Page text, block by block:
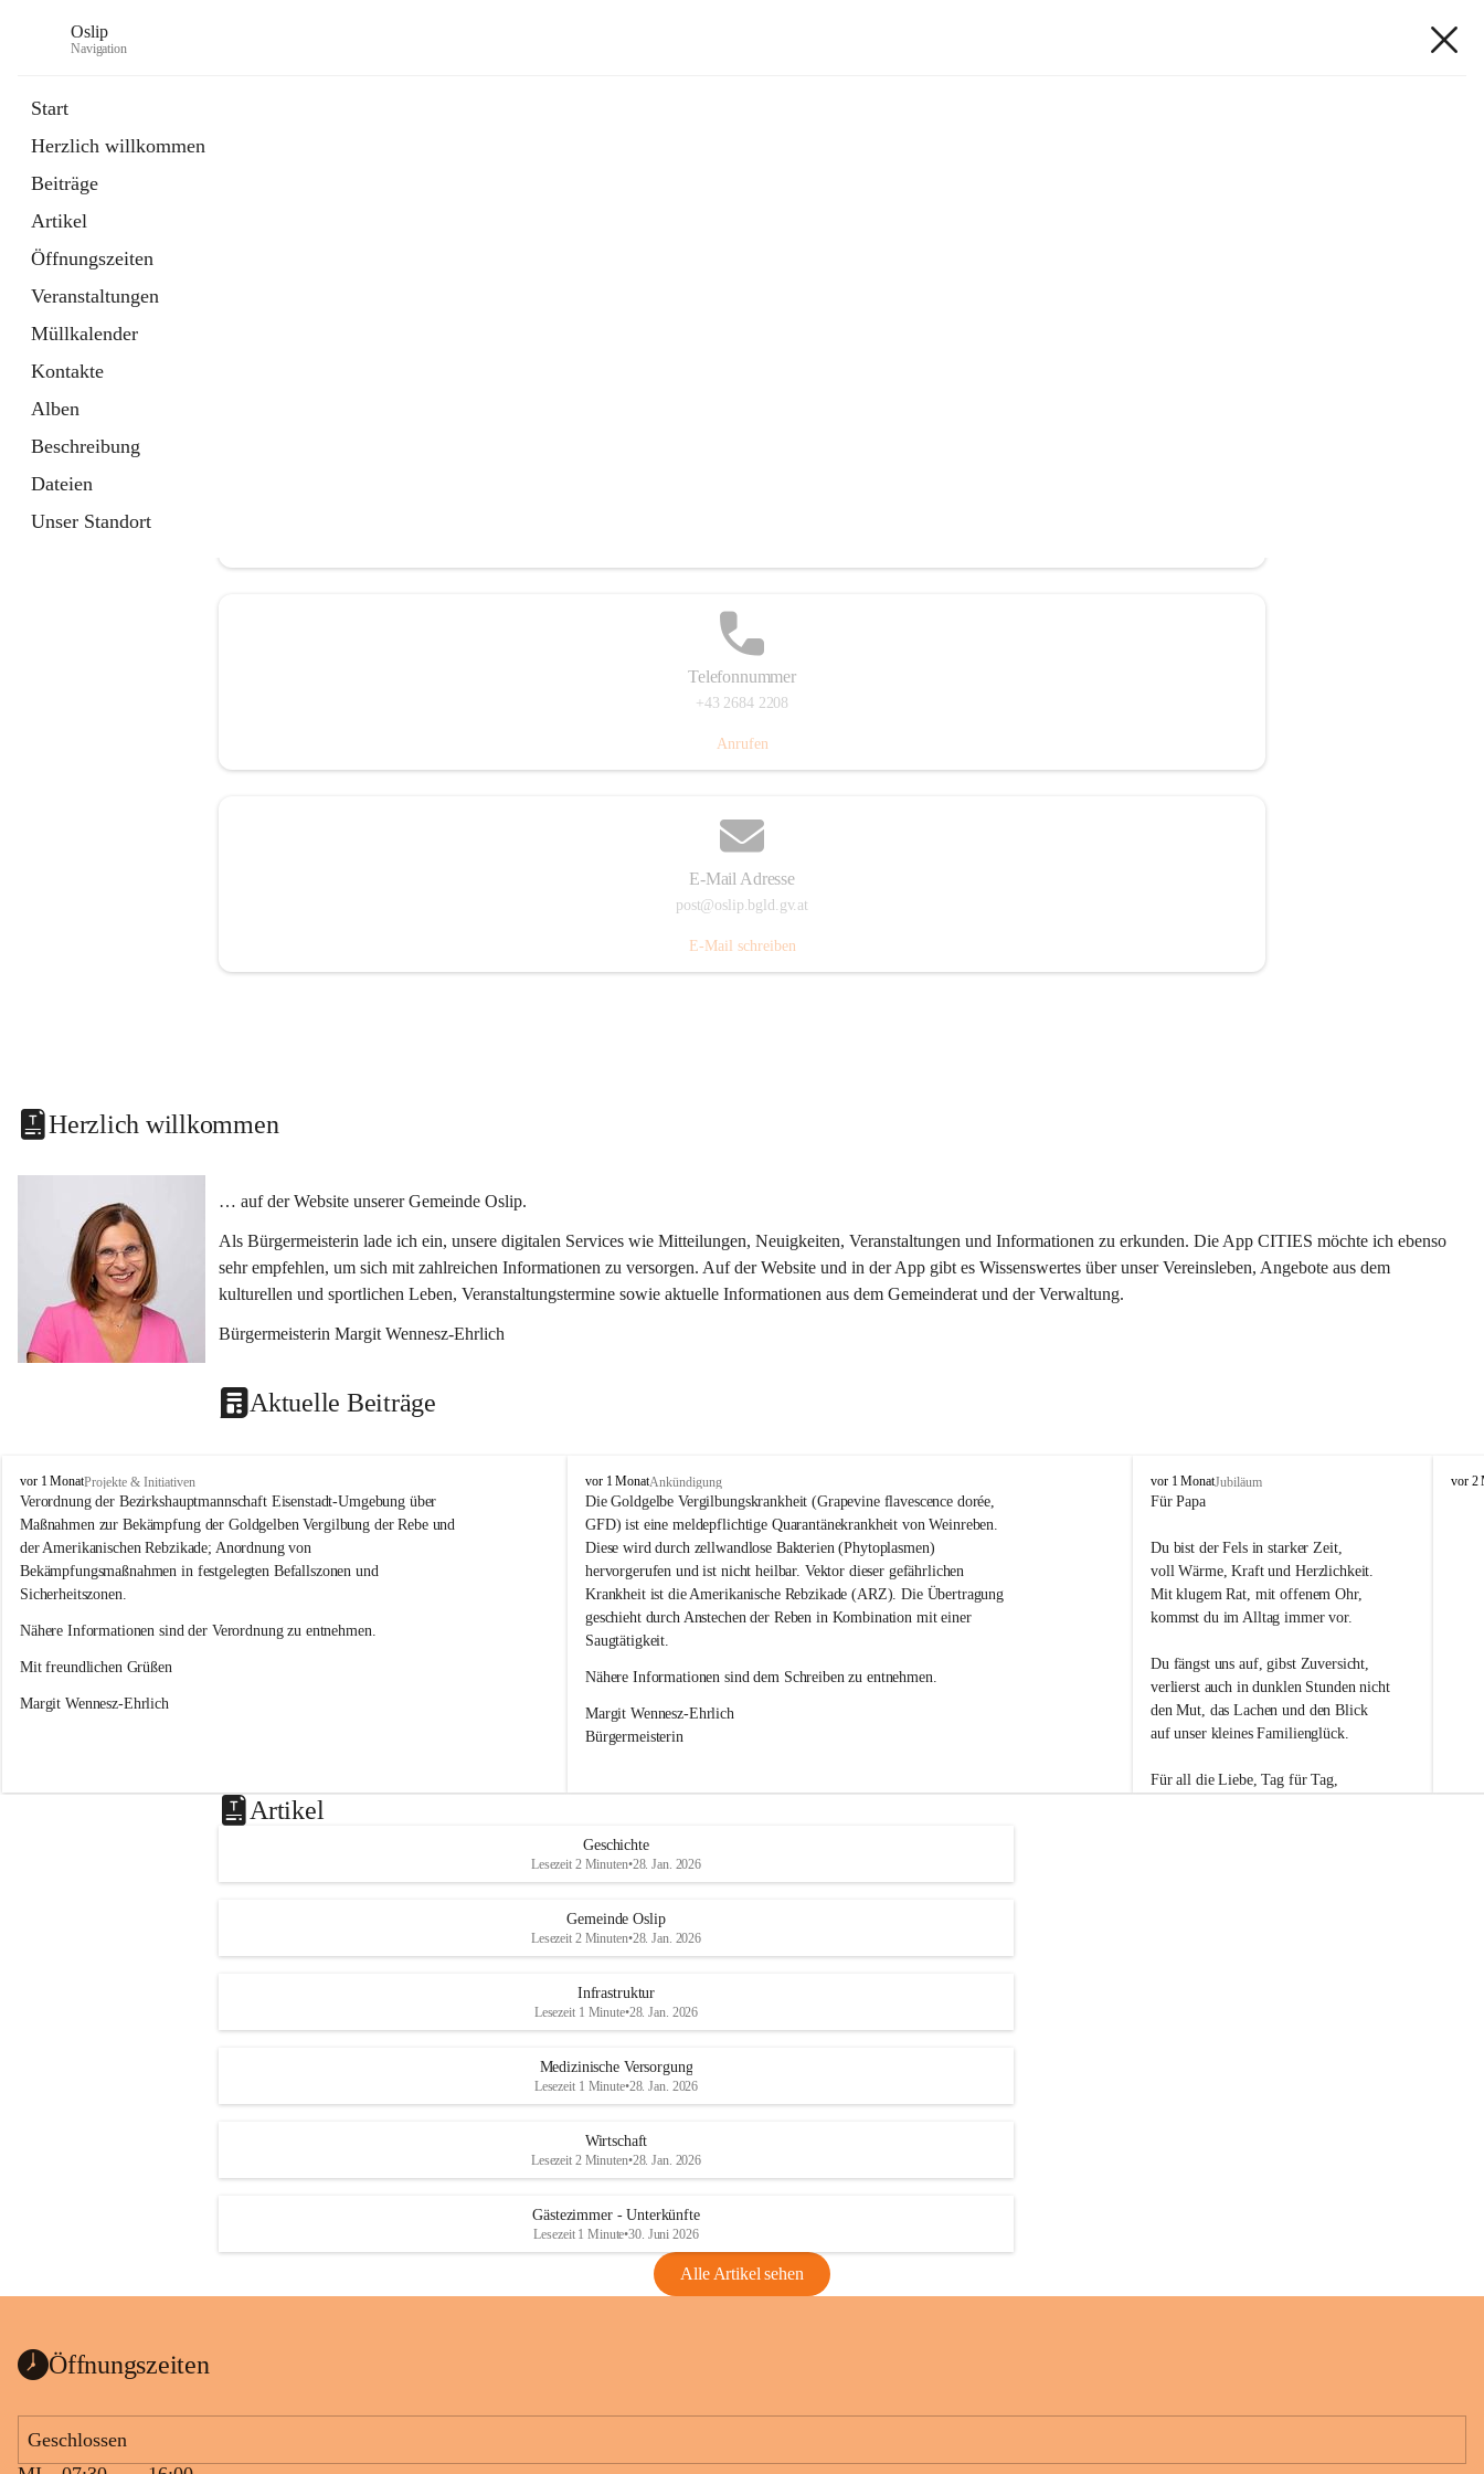
Oslip
Navigation
Start
Herzlich willkommen
Beiträge
Artikel
Öffnungszeiten
Veranstaltungen
Müllkalender
Kontakte
Alben
Beschreibung
Dateien
Unser Standort
Telefonnummer
+43 2684 2208
Anrufen
E-Mail Adresse
post@oslip.bgld.gv.at
E-Mail schreiben
Herzlich willkommen
… auf der Website unserer Gemeinde Oslip.
Als Bürgermeisterin lade ich ein, unsere digitalen Services wie Mitteilungen, Neuigkeiten, Veranstaltungen und Informationen zu erkunden. Die App CITIES möchte ich ebenso
sehr empfehlen, um sich mit zahlreichen Informationen zu versorgen. Auf der Website und in der App gibt es Wissenswertes über unser Vereinsleben, Angebote aus dem
kulturellen und sportlichen Leben, Veranstaltungstermine sowie aktuelle Informationen aus dem Gemeinderat und der Verwaltung.
Bürgermeisterin Margit Wennesz-Ehrlich
Aktuelle Beiträge
O
s
l
i
p
vor 1 MonatProjekte & Initiativen
Verordnung der Bezirkshauptmannschaft Eisenstadt-Umgebung über
Maßnahmen zur Bekämpfung der Goldgelben Vergilbung der Rebe und
der Amerikanischen Rebzikade; Anordnung von
Bekämpfungsmaßnahmen in festgelegten Befallszonen und
Sicherheitszonen.
Nähere Informationen sind der Verordnung zu entnehmen.
Mit freundlichen Grüßen
Margit Wennesz-Ehrlich
O
s
l
i
p
vor 1 MonatAnkündigung
Die Goldgelbe Vergilbungskrankheit (Grapevine flavescence dorée,
GFD) ist eine meldepflichtige Quarantänekrankheit von Weinreben.
Diese wird durch zellwandlose Bakterien (Phytoplasmen)
hervorgerufen und ist nicht heilbar. Vektor dieser gefährlichen
Krankheit ist die Amerikanische Rebzikade (ARZ). Die Übertragung
geschieht durch Anstechen der Reben in Kombination mit einer
Saugtätigkeit.
Nähere Informationen sind dem Schreiben zu entnehmen.
Margit Wennesz-Ehrlich
Bürgermeisterin
O
s
i
vor 1 MonatJubiläum
Für Papa
Du bist der Fels in starker Zeit,
voll Wärme, Kraft und Herzlichkeit.
Mit klugem Rat, mit offenem Ohr,
kommst du im Alltag immer vor.
Du fängst uns auf, gibst Zuversicht,
verlierst auch in dunklen Stunden nicht
den Mut, das Lachen und den Blick
auf unser kleines Familienglück.
Für all die Liebe, Tag für Tag,
O
vor 2
Artikel
Geschichte
Lesezeit 2 Minuten•28. Jan. 2026
Gemeinde Oslip
Lesezeit 2 Minuten•28. Jan. 2026
Infrastruktur
Lesezeit 1 Minute•28. Jan. 2026
Medizinische Versorgung
Lesezeit 1 Minute•28. Jan. 2026
Wirtschaft
Lesezeit 2 Minuten•28. Jan. 2026
Gästezimmer - Unterkünfte
Lesezeit 1 Minute•30. Juni 2026
Alle Artikel sehen
Öffnungszeiten
Geschlossen